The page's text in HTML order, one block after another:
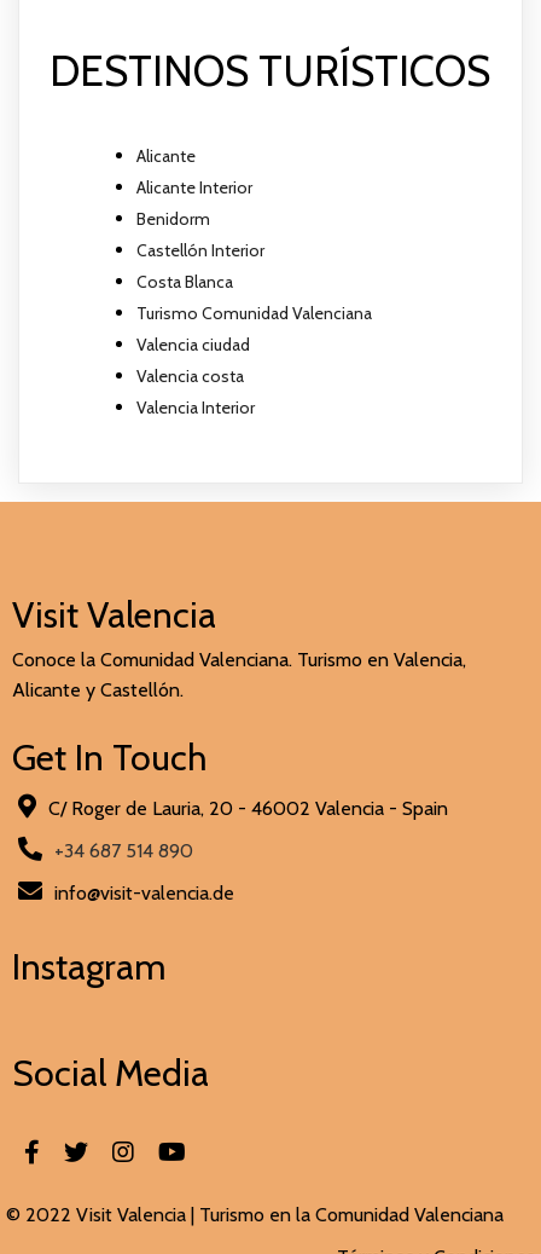
DESTINOS TURÍSTICOS
Alicante
Alicante Interior
Benidorm
Castellón Interior
Costa Blanca
Turismo Comunidad Valenciana
Valencia ciudad
Valencia costa
Valencia Interior
Visit Valencia
Conoce la Comunidad Valenciana. Turismo en Valencia,
Alicante y Castellón.
Get In Touch
C/ Roger de Lauria, 20 - 46002 Valencia - Spain
+34 687 514 890
info@visit-valencia.de
Instagram
Social Media
© 2022 Visit Valencia | Turismo en la Comunidad Valenciana